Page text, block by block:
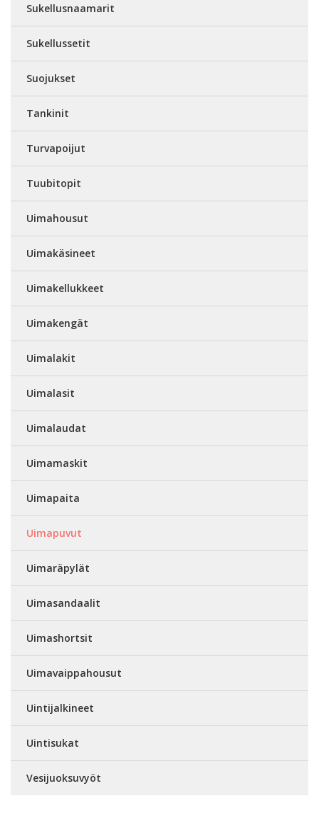
Sukellusnaamarit
Sukellussetit
Suojukset
Tankinit
Turvapoijut
Tuubitopit
Uimahousut
Uimakäsineet
Uimakellukkeet
Uimakengät
Uimalakit
Uimalasit
Uimalaudat
Uimamaskit
Uimapaita
Uimapuvut
Uimaräpylät
Uimasandaalit
Uimashortsit
Uimavaippahousut
Uintijalkineet
Uintisukat
Vesijuoksuvyöt